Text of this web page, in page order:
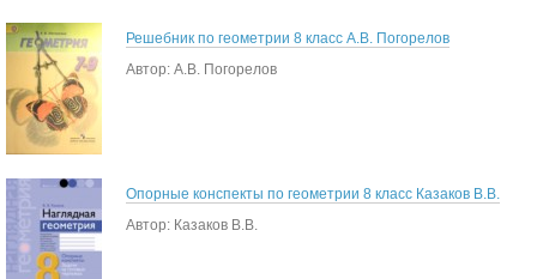
Решебник по геометрии 8 класс А.В. Погорелов
Автор: А.В. Погорелов
Опорные конспекты по геометрии 8 класс Казаков В.В.
Автор: Казаков В.В.